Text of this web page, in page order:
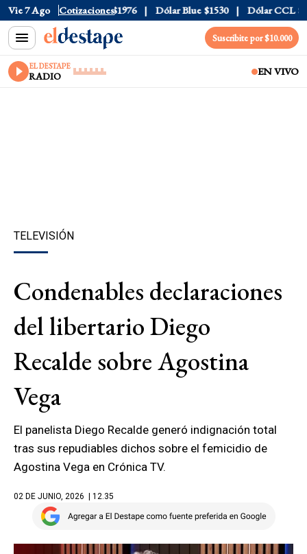
Vie 7 Ago Cotizaciones
Dólar Tarjeta $1976 Dólar Blue $1530 Dólar CCL
Suscribite por $10.000
EL DESTAPE
RADIO EN VIVO
TELEVISIÓN
Condenables declaraciones
del libertario Diego
Recalde sobre Agostina
Vega
El panelista Diego Recalde generó indignación total
tras sus repudiables dichos sobre el femicidio de
Agostina Vega en Crónica TV.
02 DE JUNIO, 2026 | 12.35